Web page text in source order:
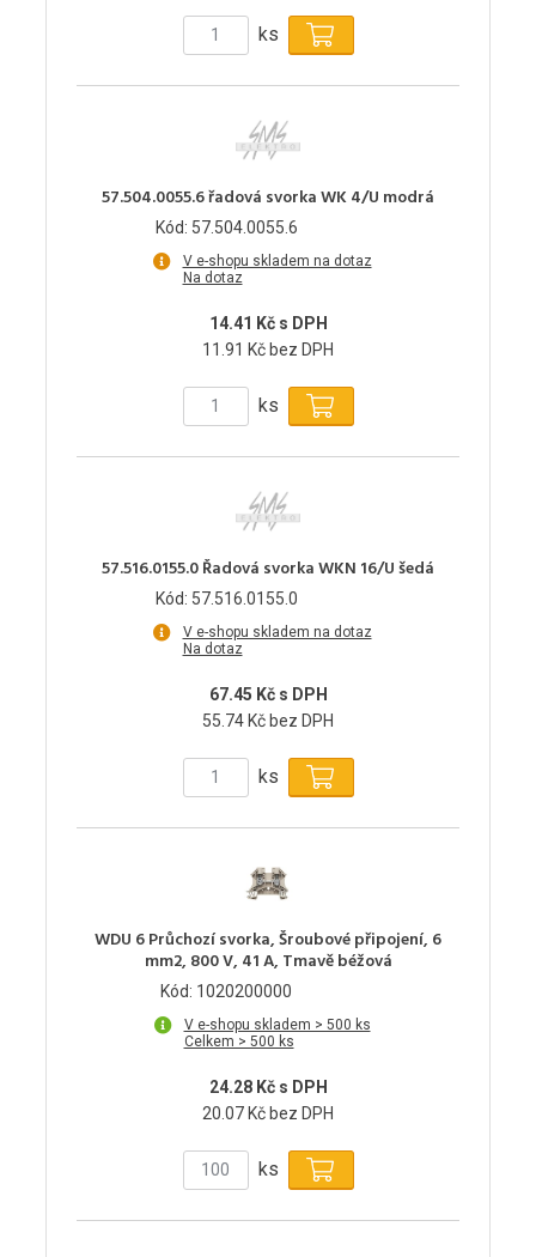
ks
57.504.0055.6 řadová svorka WK 4/U modrá
Kód: 57.504.0055.6
V e-shopu skladem na dotaz
Na dotaz
14.41 Kč s DPH
11.91 Kč bez DPH
ks
57.516.0155.0 Řadová svorka WKN 16/U šedá
Kód: 57.516.0155.0
V e-shopu skladem na dotaz
Na dotaz
67.45 Kč s DPH
55.74 Kč bez DPH
ks
WDU 6 Průchozí svorka, Šroubové připojení, 6
mm2, 800 V, 41 A, Tmavě béžová
Kód: 1020200000
V e-shopu skladem > 500 ks
Celkem > 500 ks
24.28 Kč s DPH
20.07 Kč bez DPH
ks